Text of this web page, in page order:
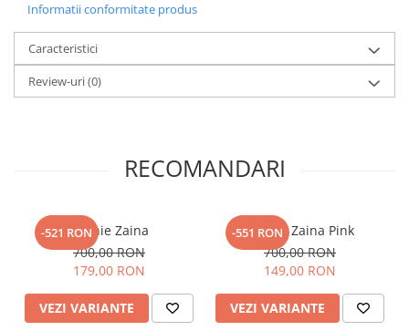
Informatii conformitate produs
Caracteristici
Review-uri(0)
RECOMANDARI
-521 RONRochie Zaina
700,00 RON
179,00 RON
VEZI VARIANTE
-551 RON
Rochie Zaina Pink
700,00 RON
149,00 RON
VEZI VARIANTE